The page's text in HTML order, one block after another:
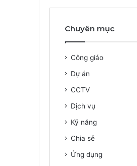
Chuyên mục
Công giáo
Dự án
CCTV
Dịch vụ
Kỹ năng
Chia sẻ
Ứng dụng